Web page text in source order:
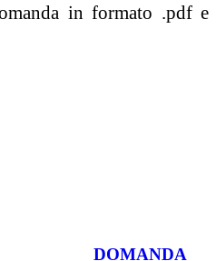
in formato .pdf e
DOMANDA